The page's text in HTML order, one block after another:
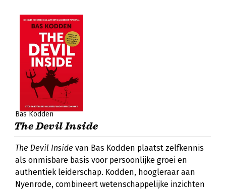
Bas Kodden
The Devil Inside
The Devil Inside van Bas Kodden plaatst zelfkennis
als onmisbare basis voor persoonlijke groei en
authentiek leiderschap. Kodden, hoogleraar aan
Nyenrode, combineert wetenschappelijke inzichten